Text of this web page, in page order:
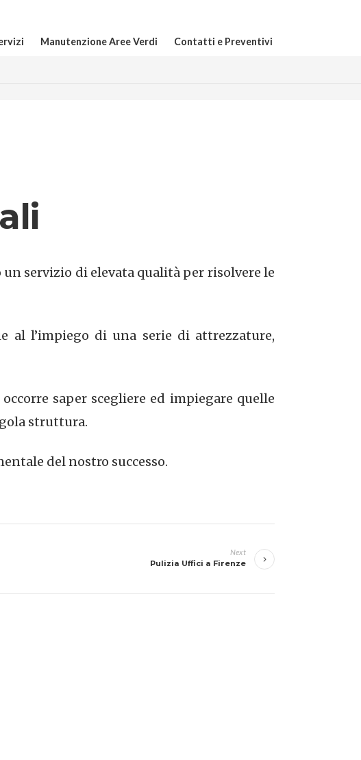
Manutenzione Aree Verdi Contatti e Preventivi
servizio di elevata qualità per risolvere le
al l’impiego di una serie di attrezzature,
saper scegliere ed impiegare quelle
struttura.
del nostro successo.
Next
Pulizia Uffici a Firenze